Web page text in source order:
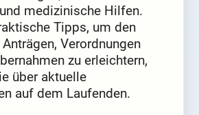
medizinische Hilfen.
Tipps, um den
Verordnungen
zu erleichtern,
über aktuelle
auf dem Laufenden.